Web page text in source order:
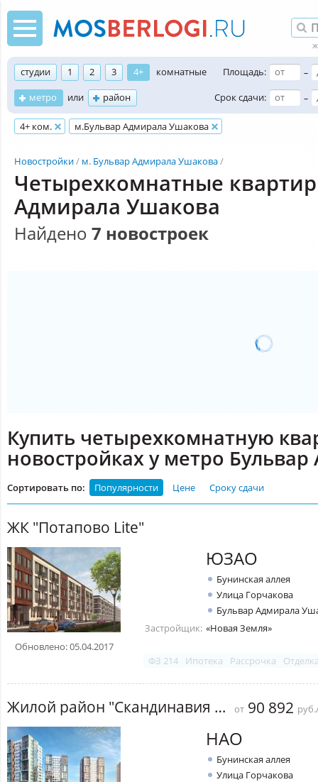
студии 1 2 3 4+
комнатные
метро
или район
Площадь:
–
Срок сдачи:
–
4+ ком. м.Бульвар Адмирала Ушакова
Новостройки м. Бульвар Адмирала Ушакова
Четырехкомнатные
Адмирала Ушакова
Найдено 7 новостроек
Купить четырехкомнатную
новостройках у метро
Сортировать по: Популярности Цене Сроку сдачи
ЖК "Потапово Litе"
Обновлено: 05.04.2017
ЮЗАО
Бунинская аллея
Улица Горчакова
Бульвар Адмирала
Застройщик: «Новая Земля»
ФЗ 214 Ипотека Рассрочка
Жилой район "Скандинавия А101" от 90 892
НАО
Бунинская аллея
Улица Горчакова